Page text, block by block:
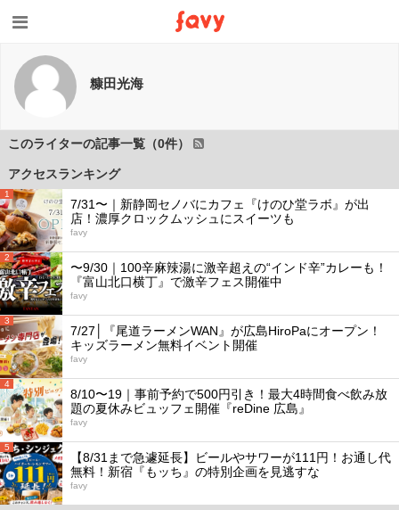
糠田光海
このライターの記事一覧（0件）
アクセスランキング
1
7/31〜｜新静岡セノバにカフェ『けのひ堂ラボ』が出
店！濃厚クロックムッシュにスイーツも
favy
2
〜9/30｜100辛麻辣湯に激辛超えの“インド辛”カレーも！
『富山北口横丁』で激辛フェス開催中
favy
3
7/27│『尾道ラーメンWAN』が広島HiroPaにオープン！
キッズラーメン無料イベント開催
favy
4
8/10〜19｜事前予約で500円引き！最大4時間食べ飲み放
題の夏休みビュッフェ開催『reDine 広島』
favy
5
【8/31まで急遽延長】ビールやサワーが111円！お通し代
無料！新宿『もッち』の特別企画を見逃すな
favy